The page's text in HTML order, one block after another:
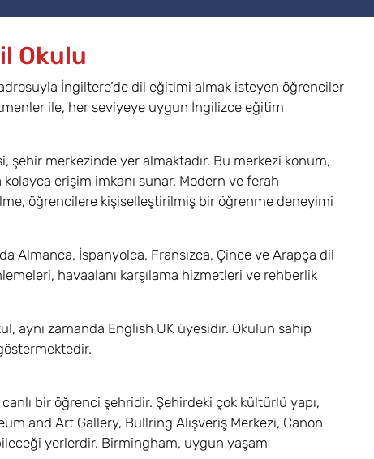
Okulu
İngiltere’de dil eğitimi almak isteyen öğrenciler
ile, her seviyeye uygun İngilizce eğitim
şehir merkezinde yer almaktadır. Bu merkezi konum,
erişim imkanı sunar. Modern ve ferah
öğrencilere kişiselleştirilmiş bir öğrenme deneyimi
Almanca, İspanyolca, Fransızca, Çince ve Arapça dil
havaalanı karşılama hizmetleri ve rehberlik
aynı zamanda English UK üyesidir. Okulun sahip
bir öğrenci şehridir. Şehirdeki çok kültürlü yapı,
and Art Gallery, Bullring Alışveriş Merkezi, Canon
yerlerdir. Birmingham, uygun yaşam